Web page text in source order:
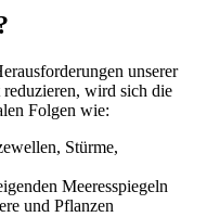
unserer
wird sich die
Folgen wie:
Stürme,
Meeresspiegeln
und Pflanzen